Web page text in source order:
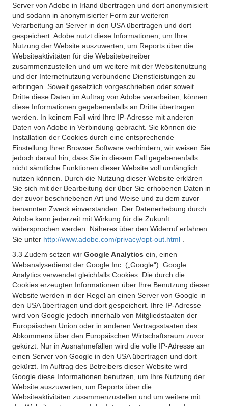
Server von Adobe in Irland übertragen und dort anonymisiert
und sodann in anonymisierter Form zur weiteren
Verarbeitung an Server in den USA übertragen und dort
gespeichert. Adobe nutzt diese Informationen, um Ihre
Nutzung der Website auszuwerten, um Reports über die
Websiteaktivitäten für die Websitebetreiber
zusammenzustellen und um weitere mit der Websitenutzung
und der Internetnutzung verbundene Dienstleistungen zu
erbringen. Soweit gesetzlich vorgeschrieben oder soweit
Dritte diese Daten im Auftrag von Adobe verarbeiten, können
diese Informationen gegebenenfalls an Dritte übertragen
werden. In keinem Fall wird Ihre IP-Adresse mit anderen
Daten von Adobe in Verbindung gebracht. Sie können die
Installation der Cookies durch eine entsprechende
Einstellung Ihrer Browser Software verhindern; wir weisen Sie
jedoch darauf hin, dass Sie in diesem Fall gegebenenfalls
nicht sämtliche Funktionen dieser Website voll umfänglich
nutzen können. Durch die Nutzung dieser Website erklären
Sie sich mit der Bearbeitung der über Sie erhobenen Daten in
der zuvor beschriebenen Art und Weise und zu dem zuvor
benannten Zweck einverstanden. Der Datenerhebung durch
Adobe kann jederzeit mit Wirkung für die Zukunft
widersprochen werden. Näheres über den Widerruf erfahren
Sie unter http://www.adobe.com/privacy/opt-out.html
3.3 Zudem setzen wir Google Analytics ein, einen
Webanalysedienst der Google Inc. („Google“). Google
Analytics verwendet gleichfalls Cookies. Die durch die
Cookies erzeugten Informationen über Ihre Benutzung dieser
Website werden in der Regel an einen Server von Google in
den USA übertragen und dort gespeichert. Ihre IP-Adresse
wird von Google jedoch innerhalb von Mitgliedstaaten der
Europäischen Union oder in anderen Vertragsstaaten des
Abkommens über den Europäischen Wirtschaftsraum zuvor
gekürzt. Nur in Ausnahmefällen wird die volle IP-Adresse an
einen Server von Google in den USA übertragen und dort
gekürzt. Im Auftrag des Betreibers dieser Website wird
Google diese Informationen benutzen, um Ihre Nutzung der
Website auszuwerten, um Reports über die
Websiteaktivitäten zusammenzustellen und um weitere mit